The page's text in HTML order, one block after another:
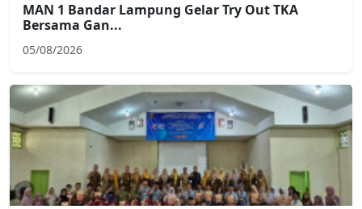
MAN 1 Bandar Lampung Gelar Try Out TKA
Bersama Gan...
05/08/2026